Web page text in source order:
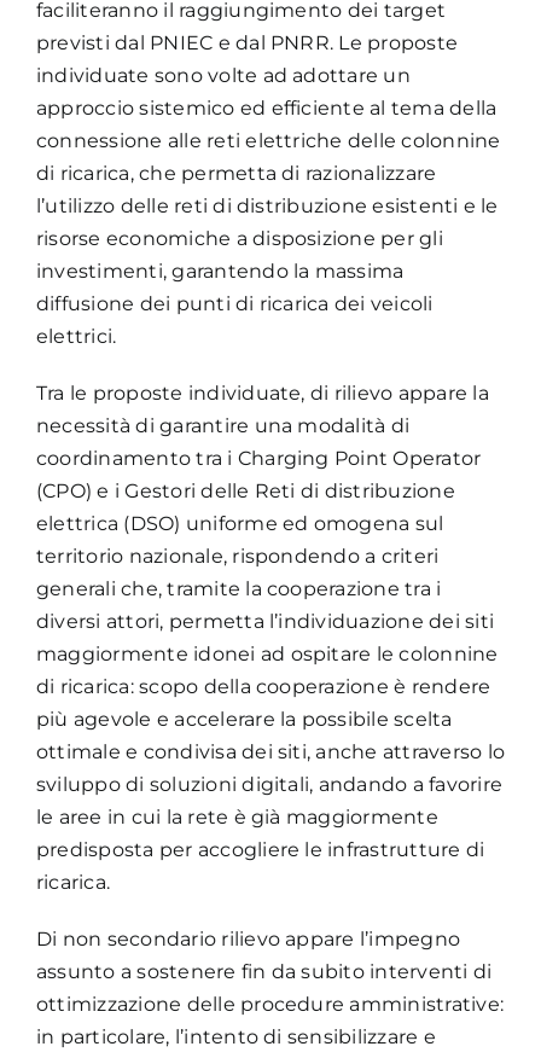
faciliteranno il raggiungimento dei target
previsti dal PNIEC e dal PNRR. Le proposte
individuate sono volte ad adottare un
approccio sistemico ed efficiente al tema della
connessione alle reti elettriche delle colonnine
di ricarica, che permetta di razionalizzare
l’utilizzo delle reti di distribuzione esistenti e le
risorse economiche a disposizione per gli
investimenti, garantendo la massima
diffusione dei punti di ricarica dei veicoli
elettrici.
Tra le proposte individuate, di rilievo appare la
necessità di garantire una modalità di
coordinamento tra i Charging Point Operator
(CPO) e i Gestori delle Reti di distribuzione
elettrica (DSO) uniforme ed omogena sul
territorio nazionale, rispondendo a criteri
generali che, tramite la cooperazione tra i
diversi attori, permetta l’individuazione dei siti
maggiormente idonei ad ospitare le colonnine
di ricarica: scopo della cooperazione è rendere
più agevole e accelerare la possibile scelta
ottimale e condivisa dei siti, anche attraverso lo
sviluppo di soluzioni digitali, andando a favorire
le aree in cui la rete è già maggiormente
predisposta per accogliere le infrastrutture di
ricarica.
Di non secondario rilievo appare l’impegno
assunto a sostenere fin da subito interventi di
ottimizzazione delle procedure amministrative:
in particolare, l’intento di sensibilizzare e